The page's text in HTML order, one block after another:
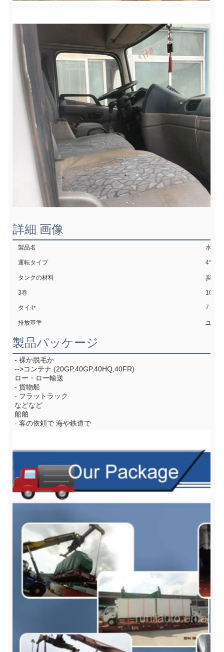
詳細 画像
製品名 水道
運転タイプ 4*2
タンクの材料 炭素鋼
3巻 10ガ
タイヤ
排放基準 ユー
製品パッケージ
- 裸か脱毛か
-->コンテナ (20GP,40GP,40HQ,40FR)
ロー・ロー輸送
- 貨物船
- フラットラック
などなど
船舶
- 客の依頼で 海や鉄道で